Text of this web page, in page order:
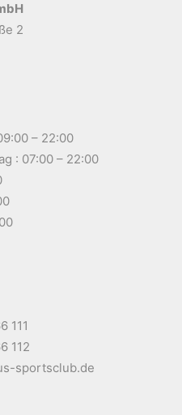
2
– 22:00
: 07:00 – 22:00
111
112
sportsclub.de